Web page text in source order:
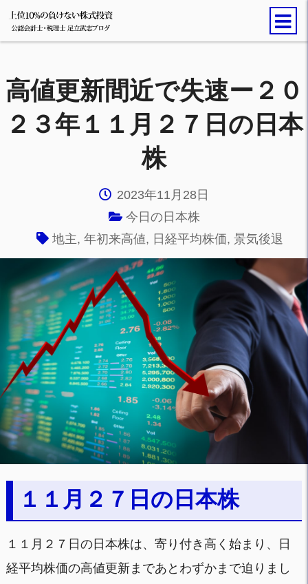
高値更新間近で失速ー２０
２３年１１月２７日の日本
株
2023年11月28日
今日の日本株
地主,年初来高値, 日経平均株価,景気後退
１１月２７日の日本株
１１月２７日の日本株は、寄り付き高く始まり、日
経平均株価の高値更新まであとわずかまで迫りまし